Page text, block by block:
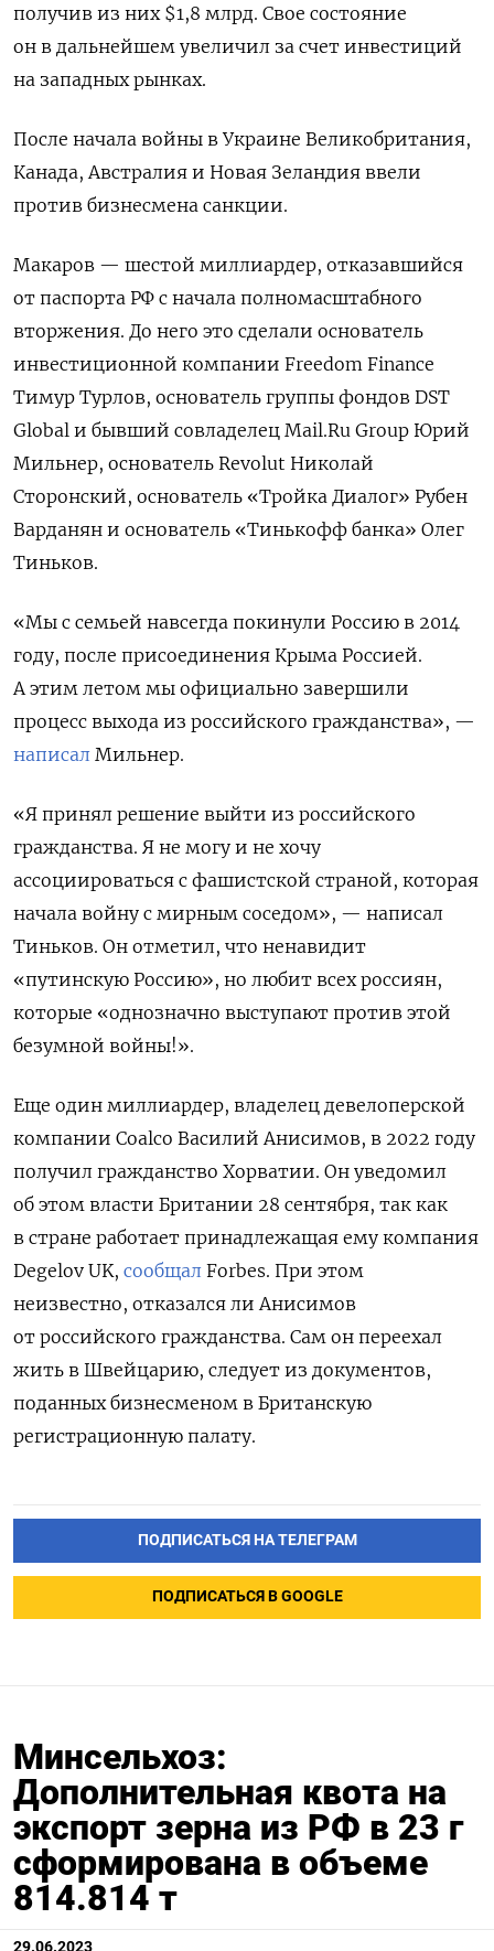
получив из них $1,8 млрд. Свое состояние
он в дальнейшем увеличил за счет инвестиций
на западных рынках.
После начала войны в Украине Великобритания,
Канада, Австралия и Новая Зеландия ввели
против бизнесмена санкции.
Макаров — шестой миллиардер, отказавшийся
от паспорта РФ с начала полномасштабного
вторжения. До него это сделали основатель
инвестиционной компании Freedom Finance
Тимур Турлов, основатель группы фондов DST
Global и бывший совладелец Mail.Ru Group Юрий
Мильнер, основатель Revolut Николай
Сторонский, основатель «Тройка Диалог» Рубен
Варданян и основатель «Тинькофф банка» Олег
Тиньков.
«Мы с семьей навсегда покинули Россию в 2014
году, после присоединения Крыма Россией.
А этим летом мы официально завершили
процесс выхода из российского гражданства», —
написал Мильнер.
«Я принял решение выйти из российского
гражданства. Я не могу и не хочу
ассоциироваться с фашистской страной, которая
начала войну с мирным соседом», — написал
Тиньков. Он отметил, что ненавидит
«путинскую Россию», но любит всех россиян,
которые «однозначно выступают против этой
безумной войны!».
Еще один миллиардер, владелец девелоперской
компании Coalco Василий Анисимов, в 2022 году
получил гражданство Хорватии. Он уведомил
об этом власти Британии 28 сентября, так как
в стране работает принадлежащая ему компания
Degelov UK, сообщал Forbes. При этом
неизвестно, отказался ли Анисимов
от российского гражданства. Сам он переехал
жить в Швейцарию, следует из документов,
поданных бизнесменом в Британскую
регистрационную палату.
ПОДПИСАТЬСЯ НА ТЕЛЕГРАМ
ПОДПИСАТЬСЯ В GOOGLE
Минсельхоз:
Дополнительная квота на
экспорт зерна из РФ в 23 г
сформирована в объеме
814.814 т